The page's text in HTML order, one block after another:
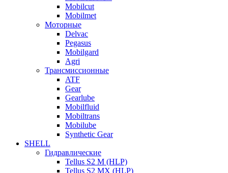
Mobilcut
Mobilmet
Моторные
Delvac
Pegasus
Mobilgard
Agri
Трансмиссионные
ATF
Gear
Gearlube
Mobilfluid
Mobiltrans
Mobilube
Synthetic Gear
SHELL
Гидравлические
Tellus S2 M (HLP)
Tellus S2 MХ (HLP)